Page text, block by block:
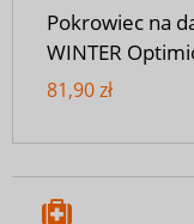
Pokrowiec na
WINTER
81,90 zł